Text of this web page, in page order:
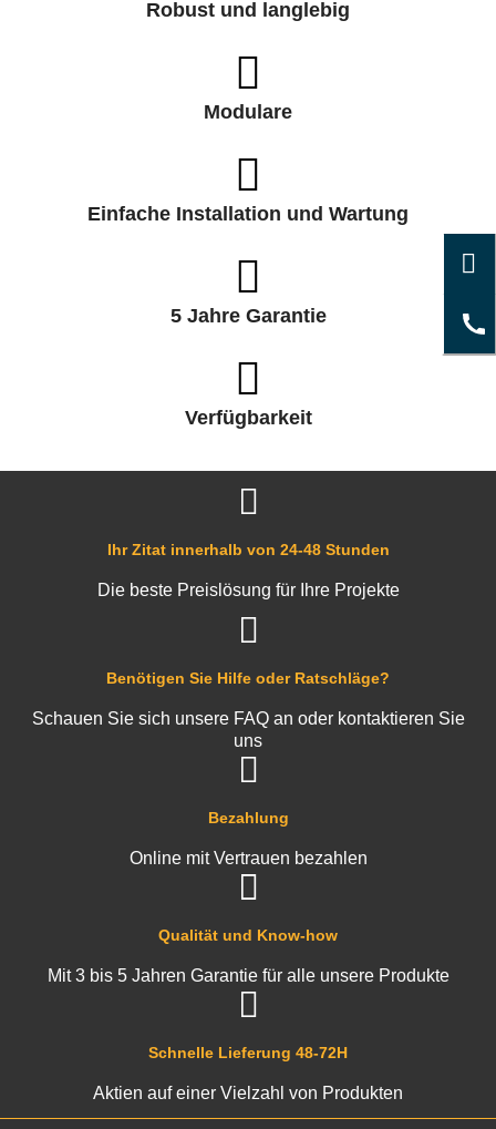
Robust und langlebig
Modulare
Einfache Installation und Wartung
5 Jahre Garantie
Verfügbarkeit
Schnelle Lieferung 48-72H
Aktien auf einer Vielzahl von Produkten
Qualität und Know-how
Mit 3 bis 5 Jahren Garantie für alle unsere Produkte
Bezahlung
Online mit Vertrauen bezahlen
Benötigen Sie Hilfe oder Ratschläge?
Schauen Sie sich unsere FAQ an oder kontaktieren Sie
uns
Ihr Zitat innerhalb von 24-48 Stunden
Die beste Preislösung für Ihre Projekte